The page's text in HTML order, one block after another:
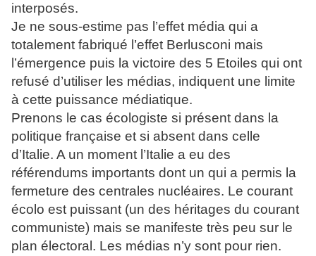
interposés.
Je ne sous-estime pas l’effet média qui a
totalement fabriqué l’effet Berlusconi mais
l’émergence puis la victoire des 5 Etoiles qui ont
refusé d’utiliser les médias, indiquent une limite
à cette puissance médiatique.
Prenons le cas écologiste si présent dans la
politique française et si absent dans celle
d’Italie. A un moment l’Italie a eu des
référendums importants dont un qui a permis la
fermeture des centrales nucléaires. Le courant
écolo est puissant (un des héritages du courant
communiste) mais se manifeste très peu sur le
plan électoral. Les médias n’y sont pour rien.